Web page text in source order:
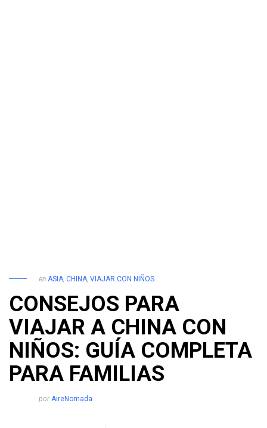
en ASIA, CHINA, VIAJAR CON NIÑOS
CONSEJOS PARA
VIAJAR A CHINA CON
NIÑOS: GUÍA COMPLETA
PARA FAMILIAS
por AireNomada